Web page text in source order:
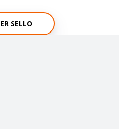
SELLO